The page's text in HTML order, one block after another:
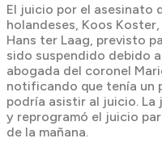
El juicio por el asesinato
holandeses, Koos
Hans ter Laag, previsto
sido suspendido debido
abogada del coronel
notificando que tenía un
podría asistir al juicio. La
y reprogramó el juicio
de la mañana.